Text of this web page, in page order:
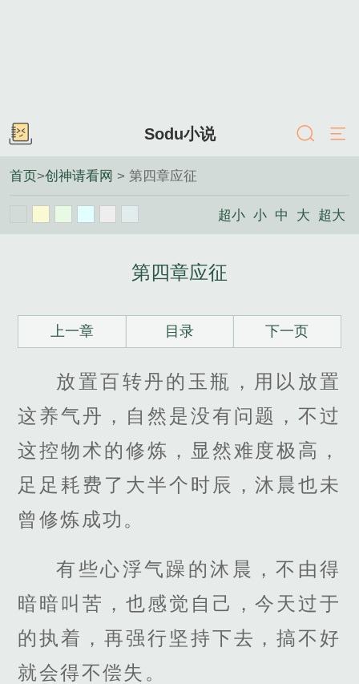
Sodu小说
首页>创神请看网 > 第四章应征
超小 小 中 大 超大
第四章应征
上一章 目录 下一页
放置百转丹的玉瓶，用以放置
这养气丹，自然是没有问题，不过
这控物术的修炼，显然难度极高，
足足耗费了大半个时辰，沐晨也未
曾修炼成功。
有些心浮气躁的沐晨，不由得
暗暗叫苦，也感觉自己，今天过于
的执着，再强行坚持下去，搞不好
就会得不偿失。